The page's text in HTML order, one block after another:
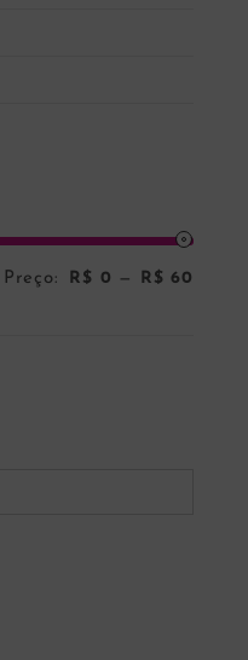
Preço: R$ 0 — R$ 60